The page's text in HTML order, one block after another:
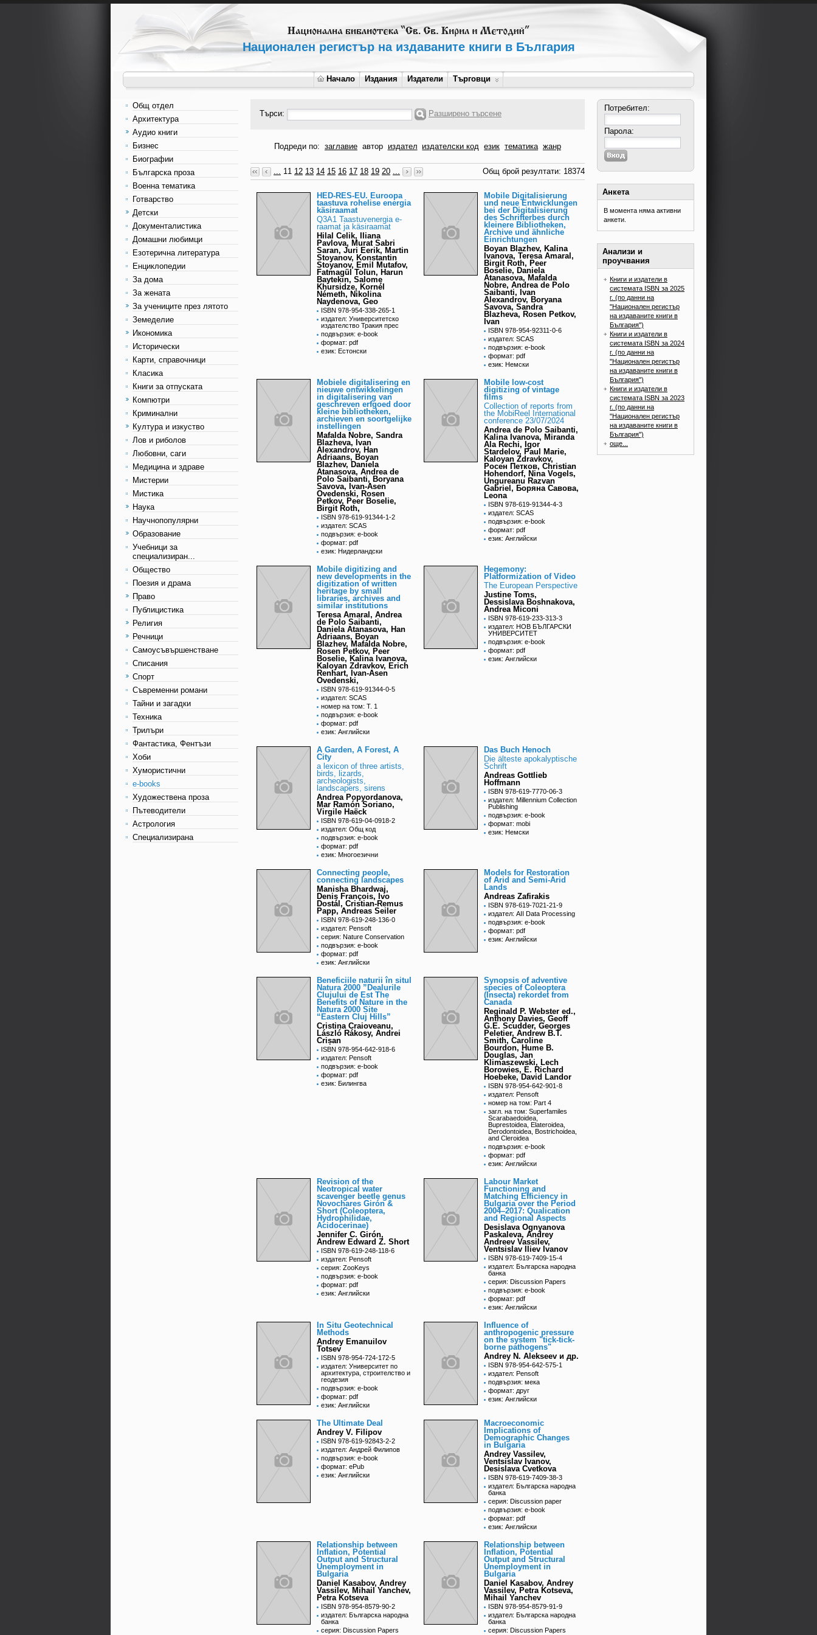
Национален регистър на издаваните книги в България
Начало Издания Издатели Търговци
Общ отдел
Архитектура
Аудио книги
Бизнес
Биографии
Българска проза
Военна тематика
Готварство
Детски
Документалистика
Домашни любимци
Езотерична литература
Енциклопедии
За дома
За жената
За учениците през лятото
Земеделие
Икономика
Исторически
Карти, справочници
Класика
Книги за отпуската
Компютри
Криминални
Култура и изкуство
Лов и риболов
Любовни, саги
Медицина и здраве
Мистерии
Мистика
Наука
Научнопопулярни
Образование
Учебници за
специализиран...
Общество
Поезия и драма
Право
Публицистика
Религия
Речници
Самоусъвършенстване
Списания
Спорт
Съвременни романи
Тайни и загадки
Техника
Трилъри
Фантастика, Фентъзи
Хоби
Хумористични
e-books
Художествена проза
Пътеводители
Астрология
Специализирана
Търси: Разширено търсене
Подреди по: заглавие автор издател издателски код език тематика жанр
... 11 12 13 14 15 16 17 18 19 20 ... Общ брой резултати: 18374
HED-RES-EU. Euroopa
taastuva rohelise energia
käsiraamat
Q3A1 Taastuvenergia e-
raamat ja käsiraamat
Hilal Celik, Iliana
Pavlova, Murat Sabri
Saran, Juri Eerik, Martin
Stoyanov, Konstantin
Stoyanov, Emil Mutafov,
Fatmagül Tolun, Harun
Baytekin, Salome
Khursidze, Kornél
Németh, Nikolina
Naydenova, Geo
ISBN 978-954-338-265-1
издател: Университетско
издателство Тракия прес
подвързия: e-book
формат: pdf
език: Естонски
Mobile Digitalisierung
und neue Entwicklungen
bei der Digitalisierung
des Schrifterbes durch
kleinere Bibliotheken,
Archive und ähnliche
Einrichtungen
Boyan Blazhev, Kalina
Ivanova, Teresa Amaral,
Birgit Roth, Peer
Boselie, Daniela
Atanasova, Mafalda
Nobre, Andrea de Polo
Saibanti, Ivan
Alexandrov, Boryana
Savova, Sandra
Blazheva, Rosen Petkov,
Ivan
ISBN 978-954-92311-0-6
издател: SCAS
подвързия: e-book
формат: pdf
език: Немски
Mobiele digitalisering en
nieuwe ontwikkelingen
in digitalisering van
geschreven erfgoed door
kleine bibliotheken,
archieven en soortgelijke
instellingen
Mafalda Nobre, Sandra
Blazheva, Ivan
Alexandrov, Han
Adriaans, Boyan
Blazhev, Daniela
Atanasova, Andrea de
Polo Saibanti, Boryana
Savova, Ivan-Asen
Ovedenski, Rosen
Petkov, Peer Boselie,
Birgit Roth,
ISBN 978-619-91344-1-2
издател: SCAS
подвързия: e-book
формат: pdf
език: Нидерландски
Mobile low-cost
digitizing of vintage
films
Collection of reports from
the MobiReel International
conference 23/07/2024
Andrea de Polo Saibanti,
Kalina Ivanova, Miranda
Ala Rechi, Igor
Stardelov, Paul Marie,
Kaloyan Zdravkov,
Росен Петков, Christian
Hohendorf, Nina Vogels,
Ungureanu Razvan
Gabriel, Боряна Савова,
Leona
ISBN 978-619-91344-4-3
издател: SCAS
подвързия: e-book
формат: pdf
език: Английски
Mobile digitizing and
new developments in the
digitization of written
heritage by small
libraries, archives and
similar institutions
Teresa Amaral, Andrea
de Polo Saibanti,
Daniela Atanasova, Han
Adriaans, Boyan
Blazhev, Mafalda Nobre,
Rosen Petkov, Peer
Boselie, Kalina Ivanova,
Kaloyan Zdravkov, Erich
Renhart, Ivan-Asen
Ovedenski,
ISBN 978-619-91344-0-5
издател: SCAS
номер на том: Т. 1
подвързия: e-book
формат: pdf
език: Английски
Hegemony:
Platformization of Video
The European Perspective
Justine Toms,
Dessislava Boshnakova,
Andrea Miconi
ISBN 978-619-233-313-3
издател: НОВ БЪЛГАРСКИ
УНИВЕРСИТЕТ
подвързия: e-book
формат: pdf
език: Английски
A Garden, A Forest, A
City
a lexicon of three artists,
birds, lizards,
archeologists,
landscapers, sirens
Andrea Popyordanova,
Mar Ramón Soriano,
Virgile Haëck
ISBN 978-619-04-0918-2
издател: Общ код
подвързия: e-book
формат: pdf
език: Многоезични
Das Buch Henoch
Die älteste apokalyptische
Schrift
Andreas Gottlieb
Hoffmann
ISBN 978-619-7770-06-3
издател: Millennium Collection
Publishing
подвързия: e-book
формат: mobi
език: Немски
Connecting people,
connecting landscapes
Manisha Bhardwaj,
Denis François, Ivo
Dostál, Cristian-Remus
Papp, Andreas Seiler
ISBN 978-619-248-136-0
издател: Pensoft
серия: Nature Conservation
подвързия: e-book
формат: pdf
език: Английски
Models for Restoration
of Arid and Semi-Arid
Lands
Andreas Zafirakis
ISBN 978-619-7021-21-9
издател: AII Data Processing
подвързия: e-book
формат: pdf
език: Английски
Beneficiile naturii în situl
Natura 2000 ”Dealurile
Clujului de Est The
Benefits of Nature in the
Natura 2000 Site
“Eastern Cluj Hills”
Cristina Craioveanu,
László Rákosy, Andrei
Crișan
ISBN 978-954-642-918-6
издател: Pensoft
подвързия: e-book
формат: pdf
език: Билингва
Synopsis of adventive
species of Coleoptera
(Insecta) rekordet from
Canada
Reginald P. Webster ed.,
Anthony Davies, Geoff
G.E. Scudder, Georges
Peletier, Andrew B.T.
Smith, Caroline
Bourdon, Hume B.
Douglas, Jan
Klimaszewski, Lech
Borowies, E. Richard
Hoebeke, David Landor
ISBN 978-954-642-901-8
издател: Pensoft
номер на том: Part 4
загл. на том: Superfamiles
Scarabaedoidea,
Buprestoidea, Elateroidea,
Derodontoidea, Bostrichoidea,
and Cleroidea
подвързия: e-book
формат: pdf
език: Английски
Revision of the
Neotropical water
scavenger beetle genus
Novochares Girón &
Short (Coleoptera,
Hydrophilidae,
Acidocerinae)
Jennifer C. Girón,
Andrew Edward Z. Short
ISBN 978-619-248-118-6
издател: Pensoft
серия: ZooKeys
подвързия: e-book
формат: pdf
език: Английски
Labour Мarket
Functioning and
Мatching Efficiency in
Bulgaria over the Period
2004–2017: Qualication
and Regional Aspects
Desislava Ognyanova
Paskaleva, Andrey
Andreev Vassilev,
Ventsislav Iliev Ivanov
ISBN 978-619-7409-15-4
издател: Българска народна
банка
серия: Discussion Papers
подвързия: e-book
формат: pdf
език: Английски
In Situ Geotechnical
Methods
Andrey Emanuilov
Totsev
ISBN 978-954-724-172-5
издател: Университет по
архитектура, строителство и
геодезия
подвързия: e-book
формат: pdf
език: Английски
Influence of
anthropogenic pressure
on the system "tick-tick-
borne pathogens"
Andrey N. Alekseev и др.
ISBN 978-954-642-575-1
издател: Pensoft
подвързия: мека
формат: друг
език: Английски
The Ultimate Deal
Andrey V. Filipov
ISBN 978-619-92843-2-2
издател: Андрей Филипов
подвързия: e-book
формат: ePub
език: Английски
Macroeconomic
Implications of
Demographic Changes
in Bulgaria
Andrey Vassilev,
Ventsislav Ivanov,
Desislava Cvetkova
ISBN 978-619-7409-38-3
издател: Българска народна
банка
серия: Discussion paper
подвързия: e-book
формат: pdf
език: Английски
Relationship between
Inflation, Potential
Output and Structural
Unemployment in
Bulgaria
Daniel Kasabov, Andrey
Vassilev, Mihail Yanchev,
Petra Kotseva
ISBN 978-954-8579-90-2
издател: Българска народна
банка
серия: Discussion Papers
Relationship between
Inflation, Potential
Output and Structural
Unemployment in
Bulgaria
Daniel Kasabov, Andrey
Vassilev, Petra Kotseva,
Mihail Yanchev
ISBN 978-954-8579-91-9
издател: Българска народна
банка
серия: Discussion Papers
Потребител:
Парола:
Анкета
В момента няма активни
анкети.
Анализи и
проучвания
Книги и издатели в
системата ISBN за 2025
г. (по данни на
"Национален регистър
на издаваните книги в
България")
Книги и издатели в
системата ISBN за 2024
г. (по данни на
"Национален регистър
на издаваните книги в
България")
Книги и издатели в
системата ISBN за 2023
г. (по данни на
"Национален регистър
на издаваните книги в
България")
още...